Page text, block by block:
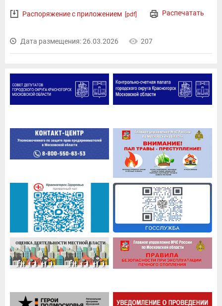
Распечатать
Распоряжение с приложением [pdf]
Дата размещения: 26.03.2026 207